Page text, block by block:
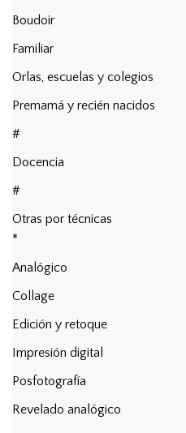
Boudoir
Familiar
Orlas, escuelas y colegios
Premamá y recién nacidos
#
Docencia
#
Otras por técnicas
*
Analógico
Collage
Edición y retoque
Impresión digital
Posfotografía
Revelado analógico